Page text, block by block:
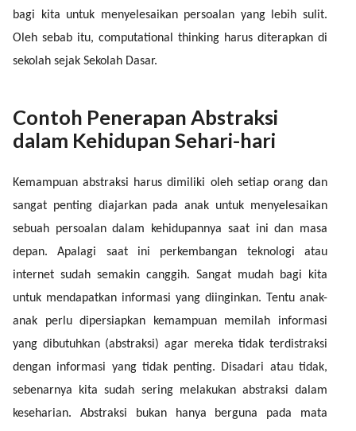
bagi kita untuk menyelesaikan persoalan yang lebih sulit.
Oleh sebab itu, computational thinking harus diterapkan di
sekolah sejak Sekolah Dasar.
Contoh Penerapan Abstraksi
dalam Kehidupan Sehari-hari
Kemampuan abstraksi harus dimiliki oleh setiap orang dan
sangat penting diajarkan pada anak untuk menyelesaikan
sebuah persoalan dalam kehidupannya saat ini dan masa
depan. Apalagi saat ini perkembangan teknologi atau
internet sudah semakin canggih. Sangat mudah bagi kita
untuk mendapatkan informasi yang diinginkan. Tentu anak-
anak perlu dipersiapkan kemampuan memilah informasi
yang dibutuhkan (abstraksi) agar mereka tidak terdistraksi
dengan informasi yang tidak penting. Disadari atau tidak,
sebenarnya kita sudah sering melakukan abstraksi dalam
keseharian. Abstraksi bukan hanya berguna pada mata